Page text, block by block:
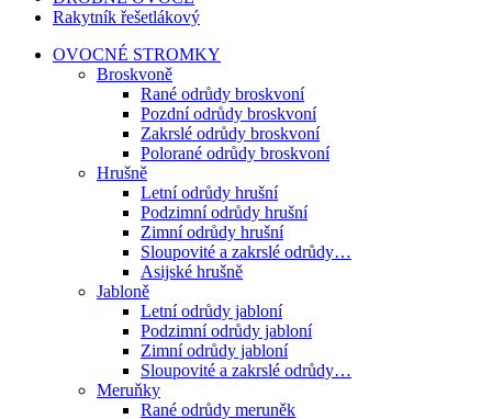
Rakytník řešetlákový
OVOCNÉ STROMKY
Broskvoně
Rané odrůdy broskvoní
Pozdní odrůdy broskvoní
Zakrslé odrůdy broskvoní
Polorané odrůdy broskvoní
Hrušně
Letní odrůdy hrušní
Podzimní odrůdy hrušní
Zimní odrůdy hrušní
Sloupovité a zakrslé odrůdy…
Asijské hrušně
Jabloně
Letní odrůdy jabloní
Podzimní odrůdy jabloní
Zimní odrůdy jabloní
Sloupovité a zakrslé odrůdy…
Meruňky
Rané odrůdy meruněk